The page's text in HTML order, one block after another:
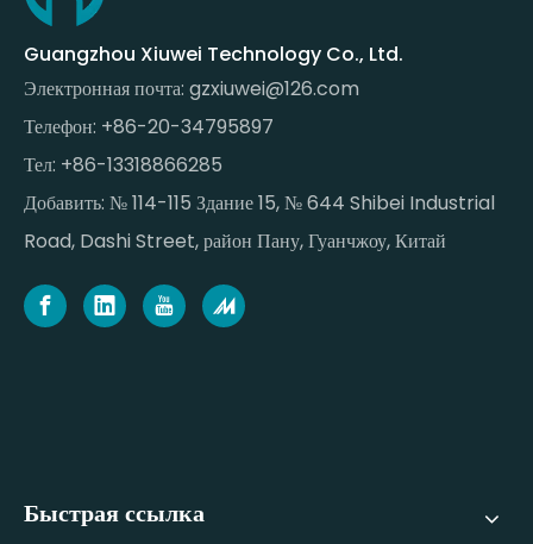
Guangzhou Xiuwei Technology Co., Ltd.
Электронная почта: gzxiuwei@126.com
Телефон: +86-20-34795897
Тел: +86-13318866285
Добавить: № 114-115 Здание 15, № 644 Shibei Industrial
Road, Dashi Street, район Пану, Гуанчжоу, Китай
Быстрая ссылка